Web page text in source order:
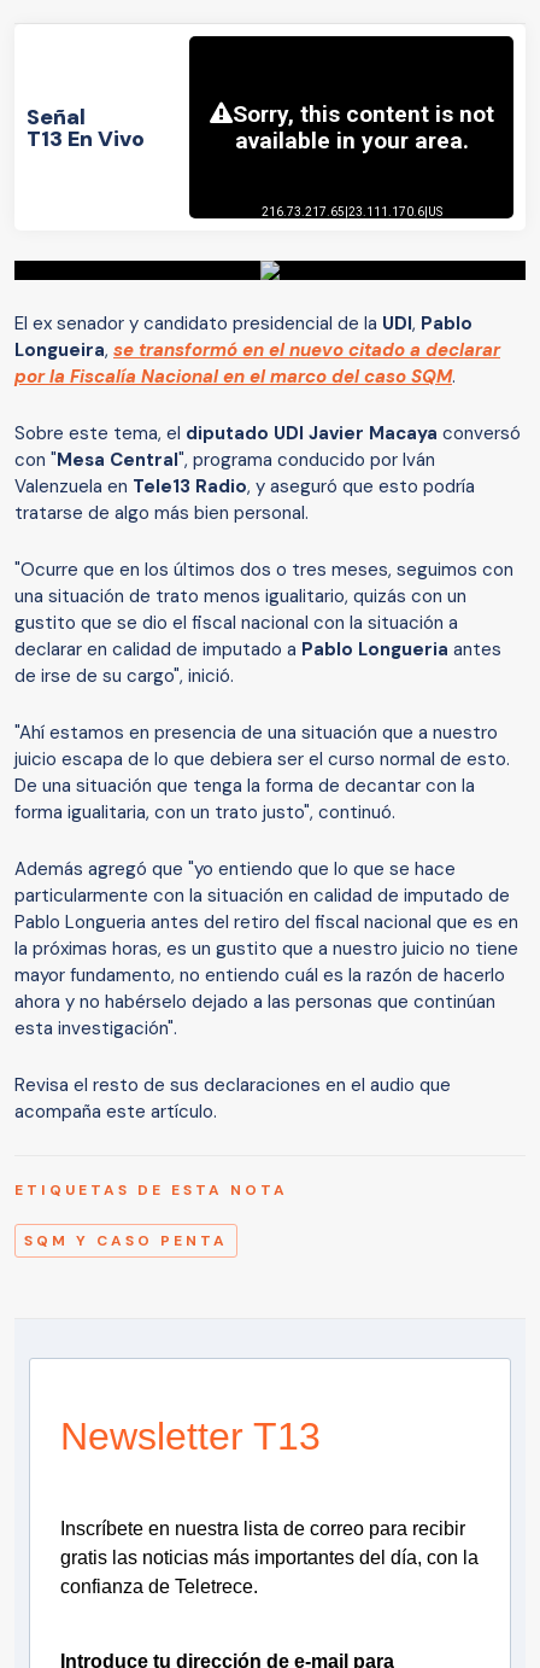
Señal
T13 En Vivo
El ex senador y candidato presidencial de la UDI, Pablo
Longueira, se transformó en el nuevo citado a declarar
por la Fiscalía Nacional en el marco del caso SQM.
Sobre este tema, el diputado UDI Javier Macaya conversó
con "Mesa Central", programa conducido por Iván
Valenzuela en Tele13 Radio, y aseguró que esto podría
tratarse de algo más bien personal.
"Ocurre que en los últimos dos o tres meses, seguimos con
una situación de trato menos igualitario, quizás con un
gustito que se dio el fiscal nacional con la situación a
declarar en calidad de imputado a Pablo Longueria antes
de irse de su cargo", inició.
"Ahí estamos en presencia de una situación que a nuestro
juicio escapa de lo que debiera ser el curso normal de esto.
De una situación que tenga la forma de decantar con la
forma igualitaria, con un trato justo", continuó.
Además agregó que "yo entiendo que lo que se hace
particularmente con la situación en calidad de imputado de
Pablo Longueria antes del retiro del fiscal nacional que es en
la próximas horas, es un gustito que a nuestro juicio no tiene
mayor fundamento, no entiendo cuál es la razón de hacerlo
ahora y no habérselo dejado a las personas que continúan
esta investigación".
Revisa el resto de sus declaraciones en el audio que
acompaña este artículo.
ETIQUETAS DE ESTA NOTA
SQM Y CASO PENTA
Newsletter T13
Inscríbete en nuestra lista de correo para recibir
gratis las noticias más importantes del día, con la
confianza de Teletrece.
Introduce tu dirección de e-mail para